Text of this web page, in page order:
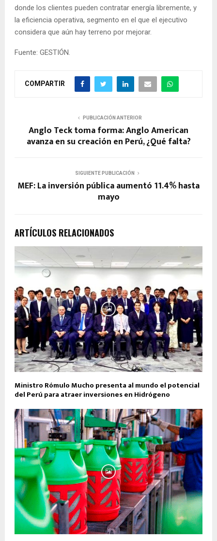
donde los clientes pueden contratar energía libremente, y
la eficiencia operativa, segmento en el que el ejecutivo
considera que aún hay terreno por mejorar.
Fuente: GESTIÓN.
COMPARTIR
PUBLICACIÓN ANTERIOR
Anglo Teck toma forma: Anglo American
avanza en su creación en Perú, ¿Qué falta?
SIGUIENTE PUBLICACIÓN
MEF: La inversión pública aumentó 11.4% hasta
mayo
ARTÍCULOS RELACIONADOS
Ministro Rómulo Mucho presenta al mundo el potencial
del Perú para atraer inversiones en Hidrógeno